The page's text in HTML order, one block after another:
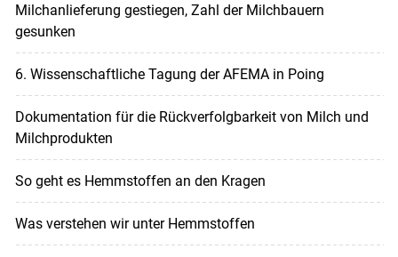
Milchanlieferung gestiegen, Zahl der Milchbauern
gesunken
6. Wissenschaftliche Tagung der AFEMA in Poing
Dokumentation für die Rückverfolgbarkeit von Milch und
Milchprodukten
So geht es Hemmstoffen an den Kragen
Was verstehen wir unter Hemmstoffen